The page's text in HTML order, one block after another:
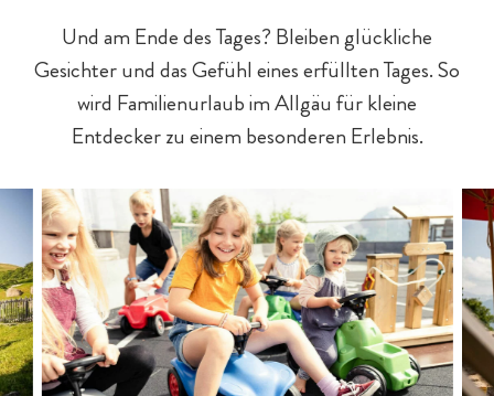
Und am Ende des Tages? Bleiben glückliche
Gesichter und das Gefühl eines erfüllten Tages. So
wird Familienurlaub im Allgäu für kleine
Entdecker zu einem besonderen Erlebnis.